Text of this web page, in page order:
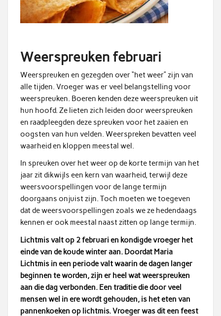
Weerspreuken februari
Weerspreuken en gezegden over “het weer” zijn van
alle tijden. Vroeger was er veel belangstelling voor
weerspreuken. Boeren kenden deze weerspreuken uit
hun hoofd. Ze lieten zich leiden door weerspreuken
en raadpleegden deze spreuken voor het zaaien en
oogsten van hun velden. Weerspreken bevatten veel
waarheid en kloppen meestal wel.
In spreuken over het weer op de korte termijn van het
jaar zit dikwijls een kern van waarheid, terwijl deze
weersvoorspellingen voor de lange termijn
doorgaans onjuist zijn. Toch moeten we toegeven
dat de weersvoorspellingen zoals we ze hedendaags
kennen er ook meestal naast zitten op lange termijn.
Lichtmis valt op 2 februari en kondigde vroeger het
einde van de koude winter aan. Doordat Maria
Lichtmis in een periode valt waarin de dagen langer
beginnen te worden, zijn er heel wat weerspreuken
aan die dag verbonden. Een traditie die door veel
mensen wel in ere wordt gehouden, is het eten van
pannenkoeken op lichtmis. Vroeger was dit een feest